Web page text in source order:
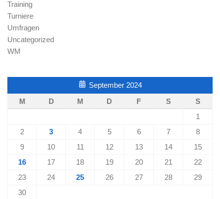
Training
Turniere
Umfragen
Uncategorized
WM
September 2024
M
D M D F S
S
1
2
3 4 5 6 7
8
9
10 11 12 13 14
15
16
17 18 19 20 21
22
23
24 25 26 27 28
29
30